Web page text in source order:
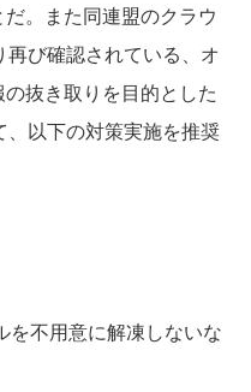
。また同連盟のクラウ
再び確認されている、オ
抜き取りを目的とした
以下の対策実施を推奨
を不用意に解凍しないな